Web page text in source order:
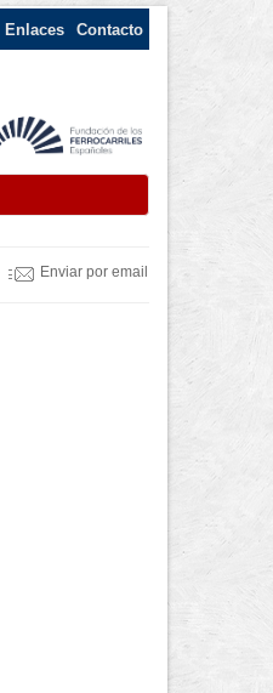
Enlaces Contacto
Enviar por email